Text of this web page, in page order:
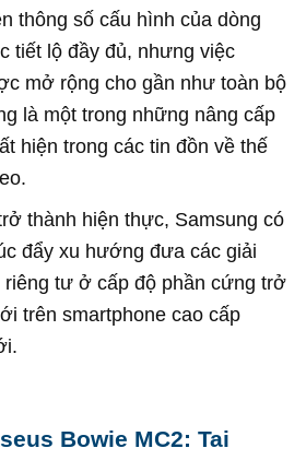
thông số cấu hình của dòng
tiết lộ đầy đủ, nhưng việc
mở rộng cho gần như toàn bộ
là một trong những nâng cấp
hiện trong các tin đồn về thế
thành hiện thực, Samsung có
đẩy xu hướng đưa các giải
riêng tư ở cấp độ phần cứng trở
trên smartphone cao cấp
Bowie MC2: Tai